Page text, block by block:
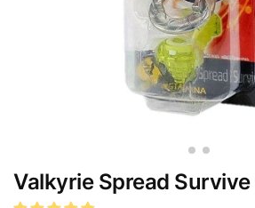
Valkyrie Spread Survive